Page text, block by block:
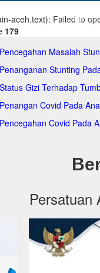
aceh.text): Failed to
179
Masalah
Stunting
Gizi Terhadap
Covid Pada
Covid Pada
Persatuan